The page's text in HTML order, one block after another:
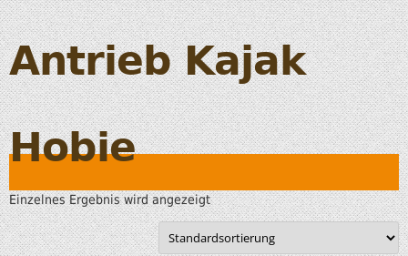
Antrieb Kajak
Hobie
Einzelnes Ergebnis wird angezeigt